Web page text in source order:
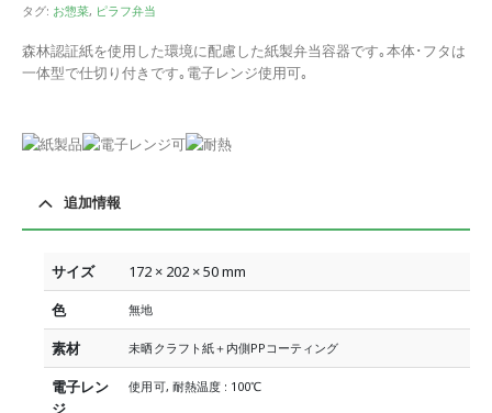
タグ: お惣菜, ピラフ弁当
森林認証紙を使用した環境に配慮した紙製弁当容器です｡本体･フタは
一体型で仕切り付きです｡電子レンジ使用可｡
追加情報
サイズ
172 × 202 × 50 mm
色
無地
素材 未晒クラフト紙＋内側PPコーティング
電子レン
ジ
使用可, 耐熱温度 : 100℃